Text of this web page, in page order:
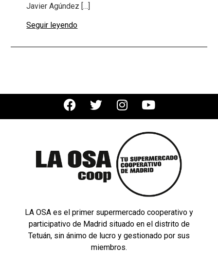
Javier Agúndez […]
Seguir leyendo
LA OSA es el primer supermercado cooperativo y
participativo de Madrid situado en el distrito de
Tetuán, sin ánimo de lucro y gestionado por sus
miembros.